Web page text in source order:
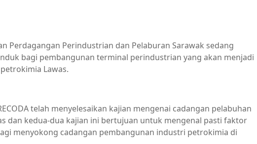
Perdagangan Perindustrian dan Pelaburan Sarawak sedang
bagi pembangunan terminal perindustrian yang akan menjadi
Lawas.
telah menyelesaikan kajian mengenai cadangan pelabuhan
dan kedua-dua kajian ini bertujuan untuk mengenal pasti faktor
menyokong cadangan pembangunan industri petrokimia di